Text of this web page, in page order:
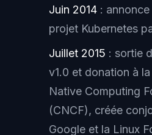
Juin 2014 :
projet Kubernetes
Juillet 2015 : sortie
v1.0 et donation à
Native Computing
(CNCF), créée
Google et la Linux